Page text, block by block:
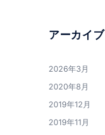
アーカイブ
2026年3月
2020年8月
2019年12月
2019年11月